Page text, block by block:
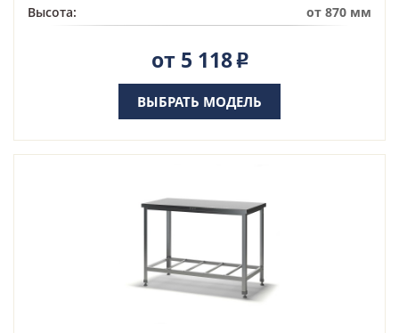
Высота:
от 870 мм
от 5 118Р
ВЫБРАТЬ МОДЕЛЬ